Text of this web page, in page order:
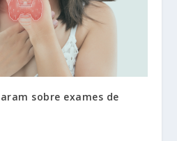
sobre exames de